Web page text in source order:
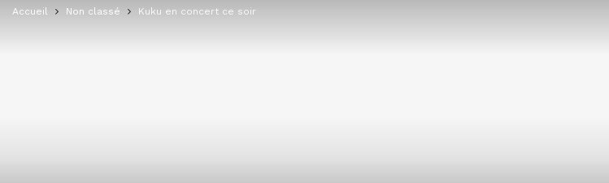
Accueil Non classé Kuku en concert ce soir